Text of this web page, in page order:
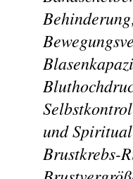
und
Brustkrebs-